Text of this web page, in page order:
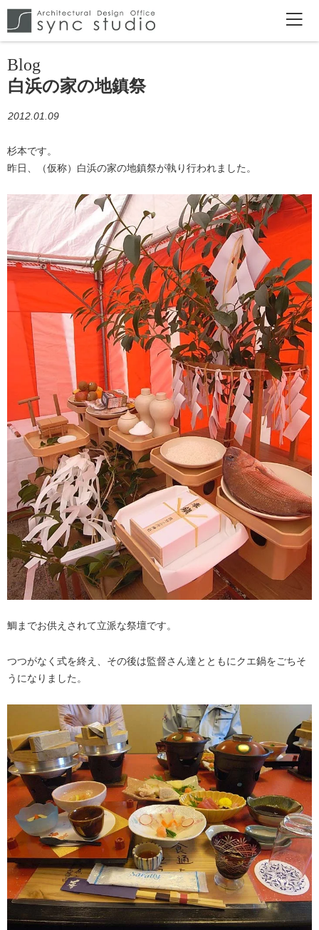
Blog
白浜の家の地鎮祭
2012.01.09
杉本です。
昨日、（仮称）白浜の家の地鎮祭が執り行われました。
鯛までお供えされて立派な祭壇です。
つつがなく式を終え、その後は監督さん達とともにクエ鍋をごちそ
うになりました。